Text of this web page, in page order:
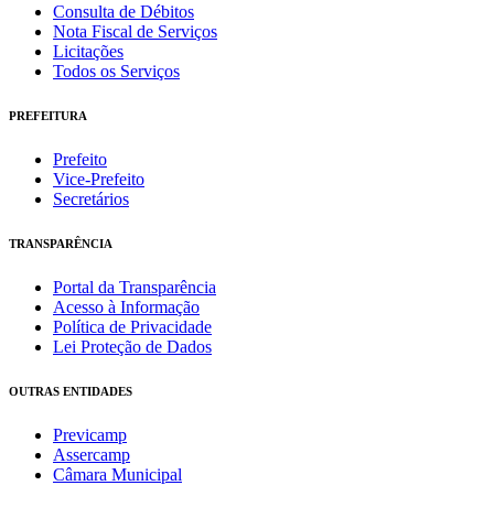
Consulta de Débitos
Nota Fiscal de Serviços
Licitações
Todos os Serviços
PREFEITURA
Prefeito
Vice-Prefeito
Secretários
TRANSPARÊNCIA
Portal da Transparência
Acesso à Informação
Política de Privacidade
Lei Proteção de Dados
OUTRAS ENTIDADES
Previcamp
Assercamp
Câmara Municipal